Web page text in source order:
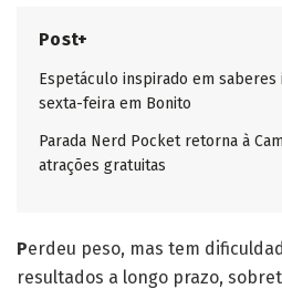
Post+
Espetáculo inspirado em
sexta-feira em Bonito
Parada Nerd Pocket retorna à
atrações gratuitas
Perdeu peso, mas tem
resultados a longo prazo,